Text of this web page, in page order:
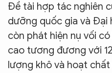
Đề tài hợp tác nghiên
dưỡng quốc gia và Đại
còn phát hiện nụ vối
cao tương đương với
lượng khô và hoạt